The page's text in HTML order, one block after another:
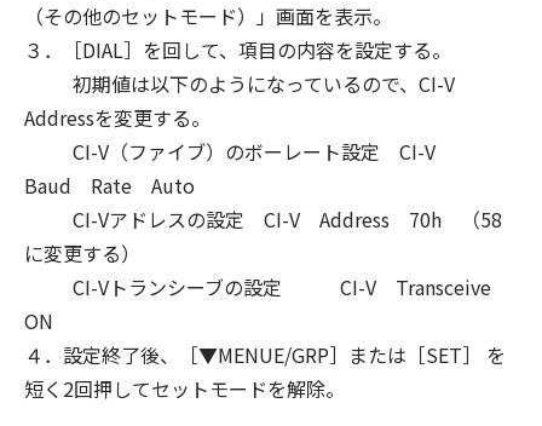
（その他のセットモード）」画面を表示。
３．［DIAL］を回して、項目の内容を設定する。
初期値は以下のようになっているので、CI-V
Addressを変更する。
CI-V（ファイブ）のボーレート設定 CI-V
Baud Rate Auto
CI-Vアドレスの設定 CI-V Address 70h （58
に変更する）
CI-Vトランシーブの設定 CI-V Transceive
ON
４． 設定終了後、［▼MENUE/GRP］または［SET］ を
短く2回押してセットモードを解除。